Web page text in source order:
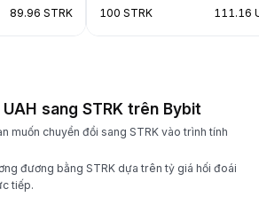
89.96 STRK 100 STRK 111.16
sang STRK trên Bybit
muốn chuyển đổi sang STRK vào trình tính
đương bằng STRK dựa trên tỷ giá hối đoái
tiếp.